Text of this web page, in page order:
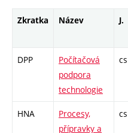
Zkratka Název J.
DPP
Počítačová
podpora
technologie
cs
HNA
Procesy,
přípravky a
cs